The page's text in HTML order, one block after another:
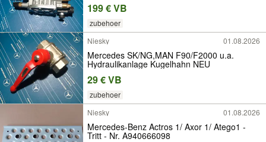
199 € VB
zubehoer
Niesky
01.08.2026
Mercedes SK/NG,MAN F90/F2000 u.a.
Hydraulikanlage Kugelhahn NEU
29 € VB
zubehoer
Niesky
01.08.2026
Mercedes-Benz Actros 1/ Axor 1/ Atego1 -
Tritt - Nr. A940666098